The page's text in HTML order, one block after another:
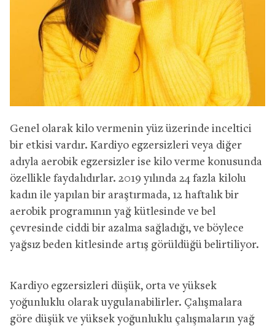
Genel olarak kilo vermenin yüz üzerinde inceltici
bir etkisi vardır. Kardiyo egzersizleri veya diğer
adıyla aerobik egzersizler ise kilo verme konusunda
özellikle faydalıdırlar. 2019 yılında 24 fazla kilolu
kadın ile yapılan bir araştırmada, 12 haftalık bir
aerobik programının yağ kütlesinde ve bel
çevresinde ciddi bir azalma sağladığı, ve böylece
yağsız beden kitlesinde artış görüldüğü belirtiliyor.
Kardiyo egzersizleri düşük, orta ve yüksek
yoğunluklu olarak uygulanabilirler. Çalışmalara
göre düşük ve yüksek yoğunluklu çalışmaların yağ